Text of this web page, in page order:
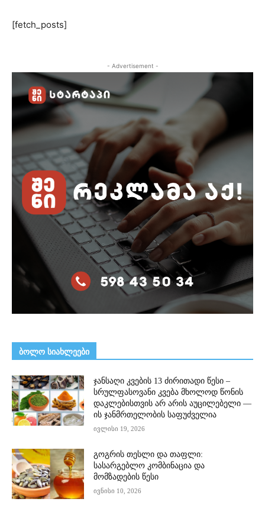
[fetch_posts]
- Advertisement -
ᲑᲝᲚᲝ ᲡᲘᲐᲮᲚᲔᲔᲑᲘ
ჯანსაღი კვების 13 ძირითადი წესი –
სრულფასოვანი კვება მხოლოდ წონის
დაკლებისთვის არ არის აუცილებელი —
ის ჯანმრთელობის საფუძველია
ივლისი 19, 2026
გოგრის თესლი და თაფლი:
სასარგებლო კომბინაცია და
მომზადების წესი
ივნისი 10, 2026